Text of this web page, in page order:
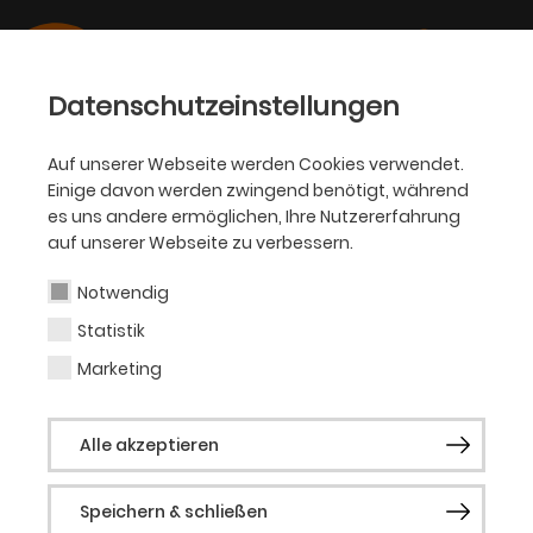
Datenschutzeinstellungen
Auf unserer Webseite werden Cookies verwendet.
Einige davon werden zwingend benötigt, während
es uns andere ermöglichen, Ihre Nutzererfahrung
auf unserer Webseite zu verbessern.
Notwendig
Statistik
Marketing
Alle akzeptieren
Speichern & schließen
PHILHARMONIKER
Francesca Dego
Violine (Gast)
Die italienisch-amerikanische Geigerin
Francesca Dego (*1989) gehört zu einer
jungen Generation von Solist*innen, die
dabei sind, die internationalen